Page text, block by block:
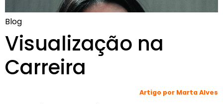
Blog
Visualização na
Carreira
Artigo por Marta Alves